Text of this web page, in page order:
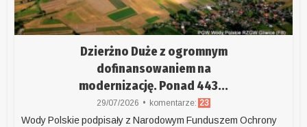
Dzierżno Duże z ogromnym
dofinansowaniem na
modernizację. Ponad 443...
29/07/2026 komentarze: 23
Wody Polskie podpisały z Narodowym Funduszem Ochrony